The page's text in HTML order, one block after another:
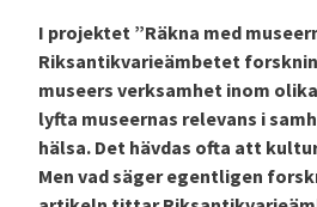
I projektet ”Räkna med
Riksantikvarieämbetet
museers verksamhet inom
lyfta museernas relevans i
hälsa. Det hävdas ofta att
Men vad säger egentligen